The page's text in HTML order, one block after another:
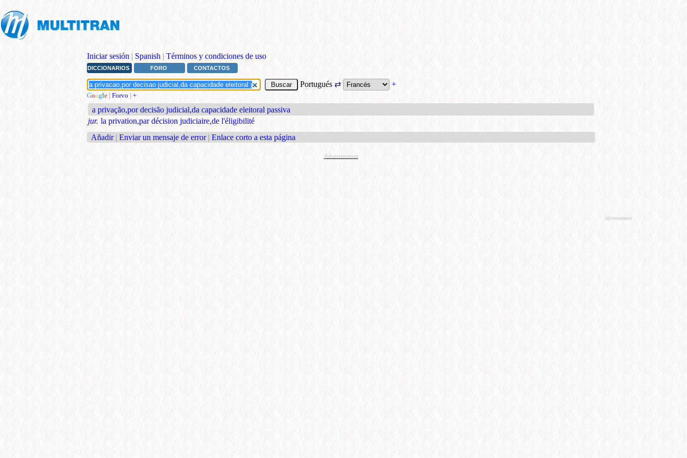
Iniciar sesión | Spanish | Términos y condiciones de uso
DICCIONARIOS FORO CONTACTOS
Portugués ⇄ +
Google | Forvo | +
a privação,por decisão judicial,da capacidade eleitoral passiva
jur. la privation,par décision judiciaire,de l'éligibilité
Añadir | Enviar un mensaje de error | Enlace corto a esta página
Advertisement
Advertisement